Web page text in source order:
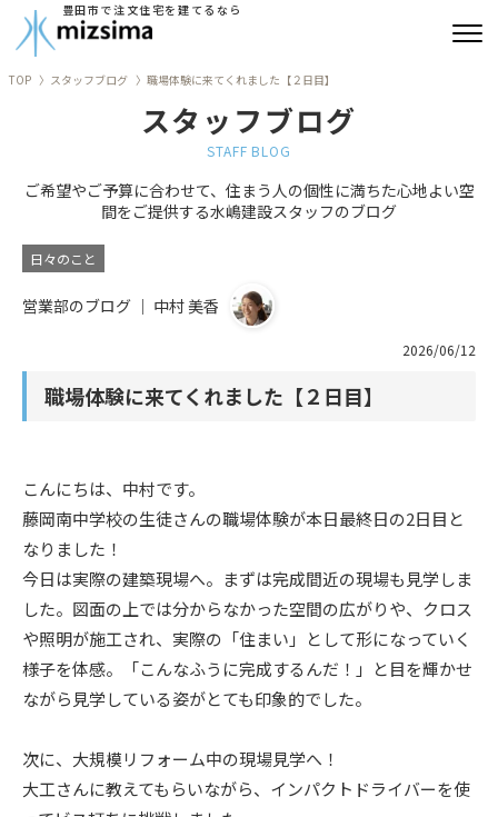
豊田市で注文住宅を建てるなら
リフォーム
古民家再生
建築実績
ニュース
イベント情報
資料請求・お問い合わせ
TOP スタッフブログ 職場体験に来てくれました【２日目】
スタッフブログ
STAFF BLOG
ご希望やご予算に合わせて、住まう人の個性に満ちた心地よい空
間をご提供する水嶋建設スタッフのブログ
日々のこと
営業部のブログ ｜ 中村 美香
2026/06/12
職場体験に来てくれました【２日目】
こんにちは、中村です。
藤岡南中学校の生徒さんの職場体験が本日最終日の2日目と
なりました！
今日は実際の建築現場へ。まずは完成間近の現場も見学しま
した。図面の上では分からなかった空間の広がりや、クロス
や照明が施工され、実際の「住まい」として形になっていく
様子を体感。「こんなふうに完成するんだ！」と目を輝かせ
ながら見学している姿がとても印象的でした。
次に、大規模リフォーム中の現場見学へ！
大工さんに教えてもらいながら、インパクトドライバーを使